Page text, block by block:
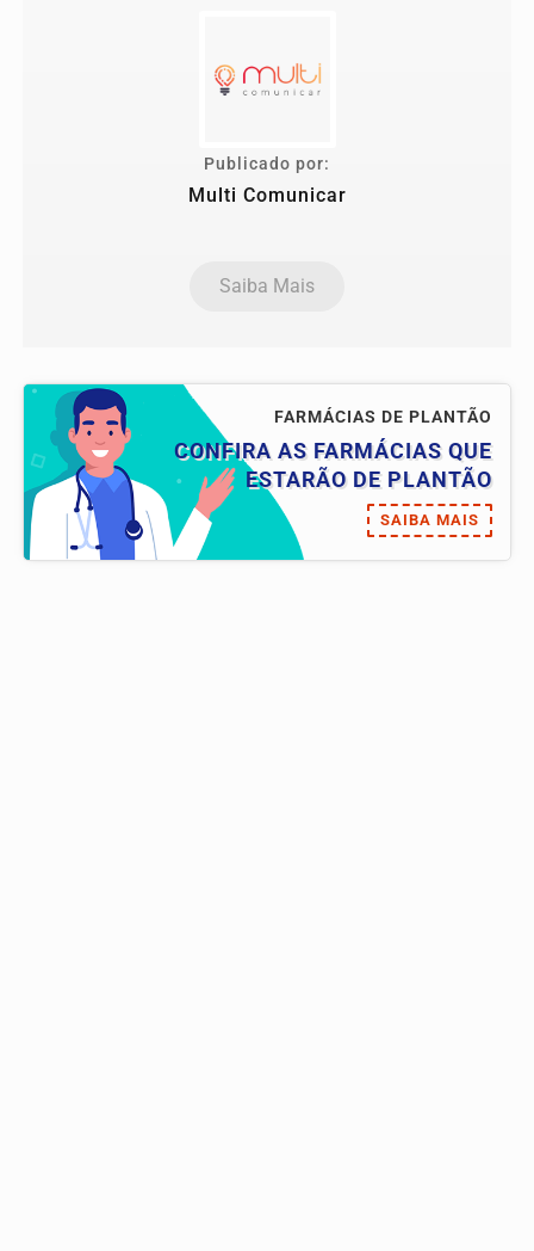
Publicado por:
Multi Comunicar
Saiba Mais
FARMÁCIAS DE PLANTÃO
CONFIRA AS FARMÁCIAS QUE
ESTARÃO DE PLANTÃO
SAIBA MAIS